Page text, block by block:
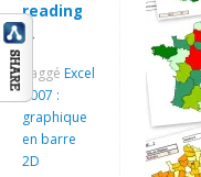
reading
→
Taggé Excel
2007 :
graphique
en barre
2D